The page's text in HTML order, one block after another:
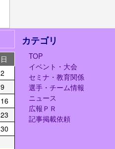
日
2
9
16
23
30
カテゴリ
TOP
イベント・大会
セミナ・教育関係
選手・チーム情報
ニュース
広報ＰＲ
記事掲載依頼